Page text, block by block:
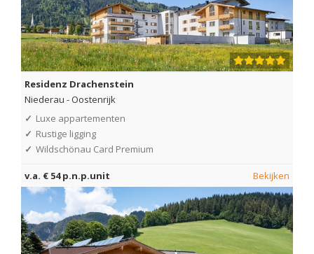
Residenz Drachenstein
Niederau -Oostenrijk
✓ Luxe appartementen
✓ Rustige ligging
✓ Wildschönau Card Premium
v.a. € 54 p.n.p.unit Bekijken